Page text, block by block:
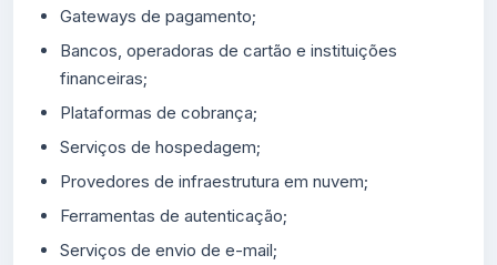
Gateways de pagamento;
Bancos, operadoras de cartão e instituições
financeiras;
Plataformas de cobrança;
Serviços de hospedagem;
Provedores de infraestrutura em nuvem;
Ferramentas de autenticação;
Serviços de envio de e-mail;